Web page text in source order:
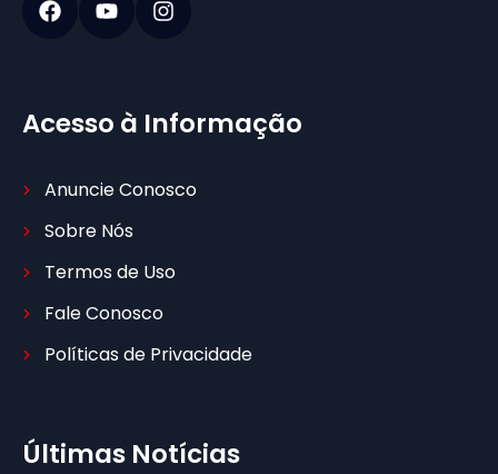
Acesso à Informação
Anuncie Conosco
Sobre Nós
Termos de Uso
Fale Conosco
Políticas de Privacidade
Últimas Notícias